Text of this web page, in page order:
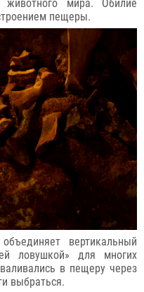
мира. Обилие
пещеры.
вертикальный
ловушкой» для многих
в пещеру через
выбраться.